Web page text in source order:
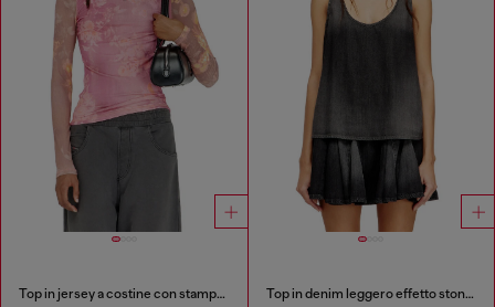
Top in jersey a costine con stampa floreale Top in denim leggero effetto stonewashed